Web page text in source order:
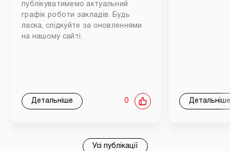
публікуватимемо актуальний
графік роботи закладів. Будь
ласка, слідкуйте за оновленнями
на нашому сайті.
Детальніше 0 Детальніше
Усі публікації